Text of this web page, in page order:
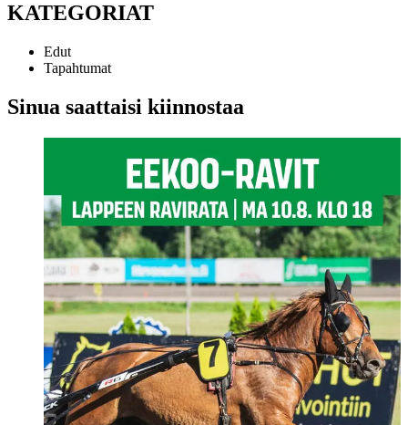
KATEGORIAT
Edut
Tapahtumat
Sinua saattaisi kiinnostaa